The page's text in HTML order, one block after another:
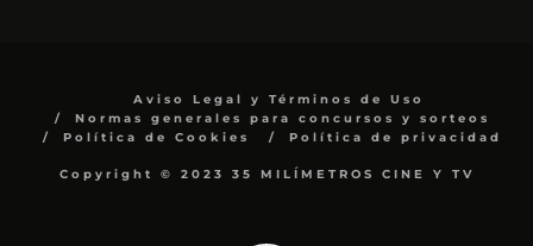
Aviso Legal y Términos de Uso
Normas generales para concursos y sorteos
Política de Cookies
Política de privacidad
Copyright © 2023 35 MILÍMETROS CINE Y TV